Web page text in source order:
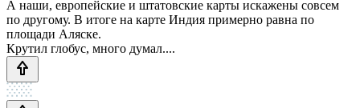
А наши, европейские и штатовские карты искажены совсем
по другому. В итоге на карте Индия примерно равна по
площади Аляске.
Крутил глобус, много думал....